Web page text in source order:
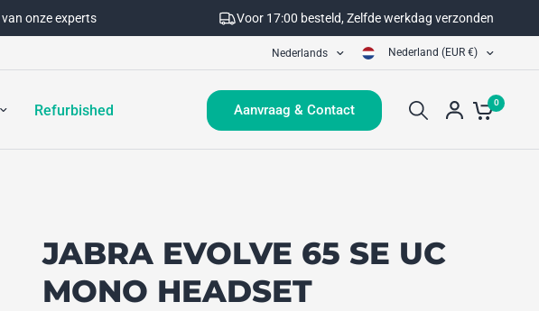
onze experts Voor 17:00 besteld, Zelfde werkdag verzonden
Nederlands Nederland (EUR €)
Refurbished Aanvraag & Contact 0
JABRA EVOLVE 65 SE UC
MONO HEADSET